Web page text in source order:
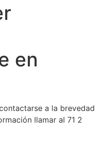
en
a la brevedad
llamar al 71 2